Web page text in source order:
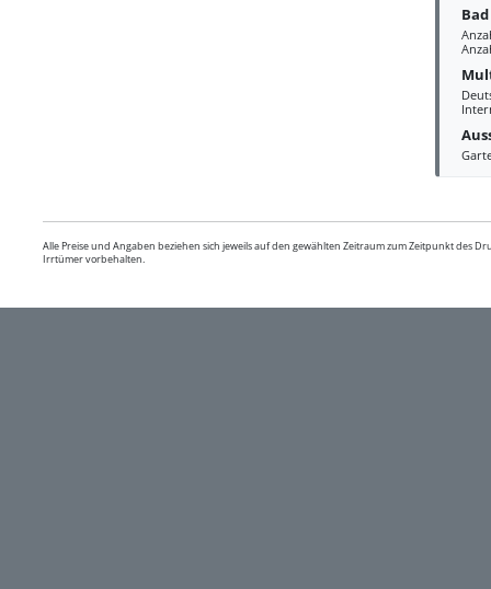
Bad
Alle Preise und Angaben beziehen sich jeweils auf den gewählten Zeitraum zum Zeitpunkt des
Irrtümer vorbehalten.